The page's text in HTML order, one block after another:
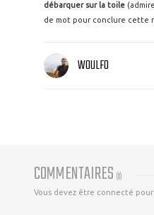
débarquer sur la toile
de mot pour conclure cette
WOULFO
COMMENTAIRES (0)
Vous devez être connecté